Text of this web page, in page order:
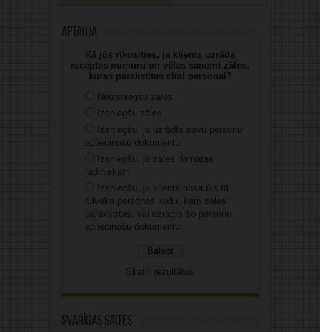
Aptauja
Kā jūs rīkosities, ja klients uzrāda
receptes numuru un vēlas saņemt zāles,
kuras parakstītas citai personai?
Neizsniegšu zāles.
Izsniegšu zāles.
Izsniegšu, ja uzrādīs savu personu
apliecinošu dokumentu.
Izsniegšu, ja zāles domātas
radiniekam.
Izsniegšu, ja klients nosauks tā
cilvēka personas kodu, kam zāles
parakstītas, vai uzrādīs šo personu
apliecinošu dokumentu.
Skatīt rezultātus
Svarīgas saites